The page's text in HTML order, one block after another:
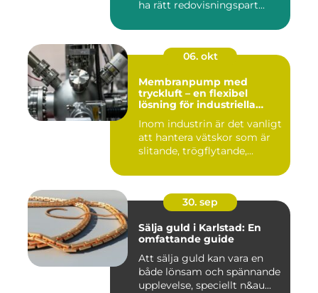
ha rätt redovisningspart...
06. okt
Membranpump med
tryckluft – en flexibel
lösning för industriella
Inom industrin är det vanligt
att hantera vätskor som är
slitande, trögflytande,...
30. sep
Sälja guld i Karlstad: En
omfattande guide
Att sälja guld kan vara en
både lönsam och spännande
upplevelse, speciellt n&au...